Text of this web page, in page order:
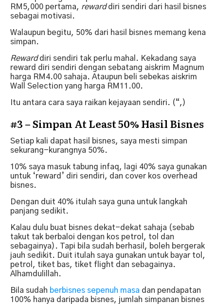
RM5,000 pertama, rewarddiri sendiri dari hasil bisnes
sebagai motivasi.
Walaupun begitu, 50% dari hasil bisnes memang kena
simpan.
Rewarddiri sendiri tak perlu mahal. Kekadang saya
reward diri sendiri dengan sebatang aiskrim Magnum
harga RM4.00 sahaja. Ataupun beli sebekas aiskrim
Wall Selection yang harga RM11.00.
Itu antara cara saya raikan kejayaan sendiri. (“,)
#3 – Simpan At Least 50% Hasil Bisnes
Setiap kali dapat hasil bisnes, saya mesti simpan
sekurang-kurangnya 50%.
10% saya masuk tabung infaq, lagi 40% saya gunakan
untuk ‘reward’ diri sendiri, dan cover kos overhead
bisnes.
Dengan duit 40% itulah saya guna untuk langkah
panjang sedikit.
Kalau dulu buat bisnes dekat-dekat sahaja (sebab
takut tak berbaloi dengan kos petrol, tol dan
sebagainya). Tapi bila sudah berhasil, boleh bergerak
jauh sedikit. Duit itulah saya gunakan untuk bayar tol,
petrol, tiket bas, tiket flight dan sebagainya.
Alhamdulillah.
Bila sudah berbisnes sepenuh masa dan pendapatan
100% hanya daripada bisnes, jumlah simpanan bisnes